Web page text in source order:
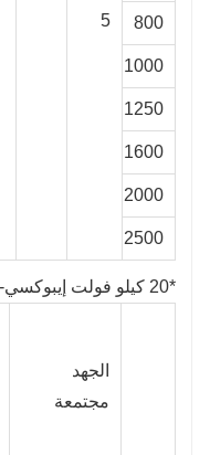
5
800
1000
1250
1600
2000
2500
*20 كيلو فولت إيبوكسي-رنيع عزل محول جاف من النوع
الجهد
مجتمعة